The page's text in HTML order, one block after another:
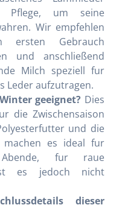
Pflege, um seine
Wir empfehlen
Gebrauch
und anschließend
Milch speziell fur
Leder aufzutragen.
geeignet? Dies
die Zwischensaison
und die
machen es ideal fur
fur raue
es jedoch nicht
dieser